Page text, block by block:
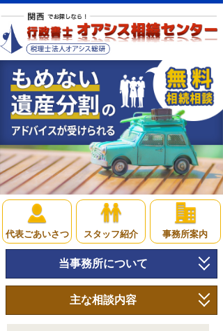
代表ごあいさつ スタッフ紹介 事務所案内
当事務所について
トップページ
主な相談内容